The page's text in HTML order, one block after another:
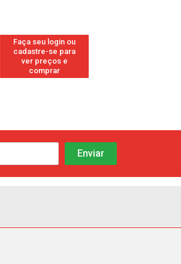
Faça seu login ou
cadastre-se para
ver preços e
comprar